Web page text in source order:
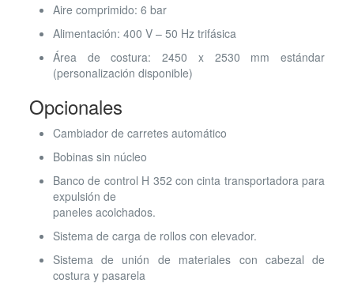
Aire comprimido: 6 bar
Alimentación: 400 V – 50 Hz trifásica
Área de costura: 2450 x 2530 mm estándar
(personalización disponible)
Opcionales
Cambiador de carretes automático
Bobinas sin núcleo
Banco de control H 352 con cinta transportadora para
expulsión de
paneles acolchados.
Sistema de carga de rollos con elevador.
Sistema de unión de materiales con cabezal de
costura y pasarela